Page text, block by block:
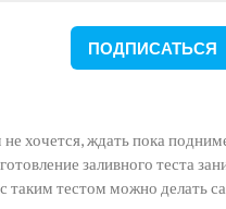
ПОДПИСАТЬСЯ
хочется, ждать пока
заливного теста
таким тестом можно делать